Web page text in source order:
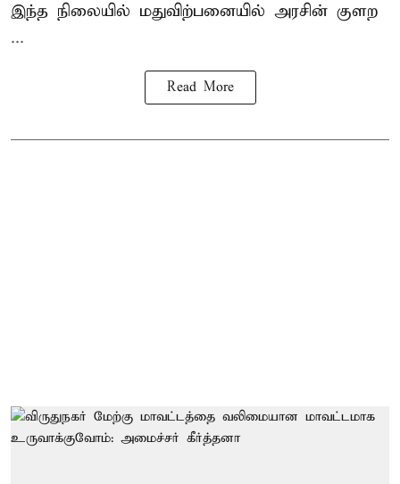
இந்த நிலையில் மதுவிற்பனையில் அரசின் குளற
...
Read More